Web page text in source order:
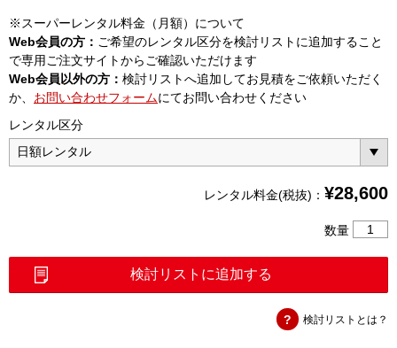
※スーパーレンタル料金（月額）について
Web会員の方： ご希望のレンタル区分を検討リストに追加すること
で専用ご注文サイトからご確認いただけます
Web会員以外の方： 検討リストへ追加してお見積をご依頼いただく
か、 お問い合わせフォームにてお問い合わせください
レンタル区分
レンタル料金(税抜)： ¥28,600
数量
MPO
ス
検討リストに追加する
検討リストとは？